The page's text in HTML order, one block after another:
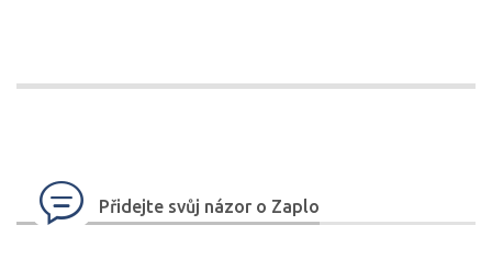
Přidejte svůj názor o Zaplo